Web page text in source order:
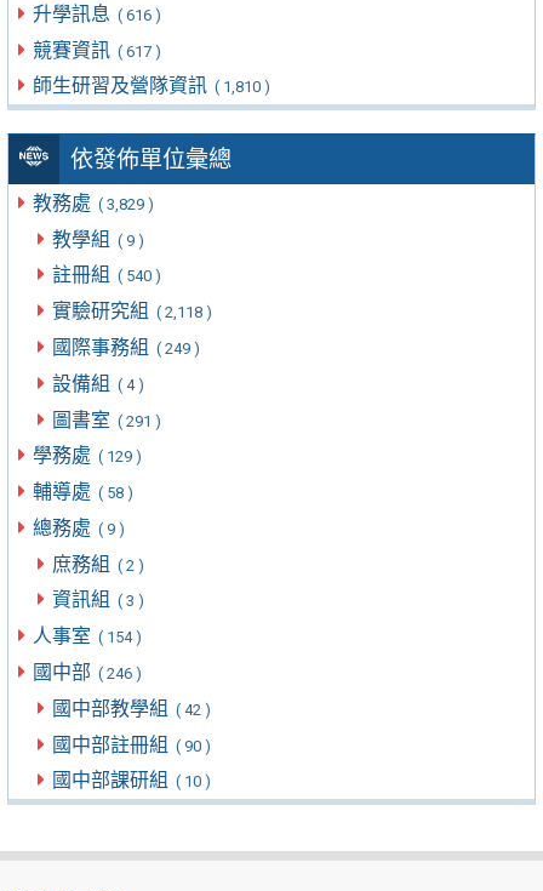
升學訊息 ( 616 )
競賽資訊 ( 617 )
師生研習及營隊資訊 ( 1,810 )
依發佈單位彙總
教務處 ( 3,829 )
教學組 ( 9 )
註冊組 ( 540 )
實驗研究組 ( 2,118 )
國際事務組 ( 249 )
設備組 ( 4 )
圖書室 ( 291 )
學務處 ( 129 )
輔導處 ( 58 )
總務處 ( 9 )
庶務組 ( 2 )
資訊組 ( 3 )
人事室 ( 154 )
國中部 ( 246 )
國中部教學組 ( 42 )
國中部註冊組 ( 90 )
國中部課研組 ( 10 )